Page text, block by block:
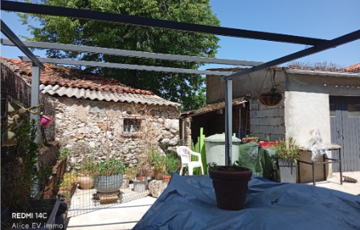















